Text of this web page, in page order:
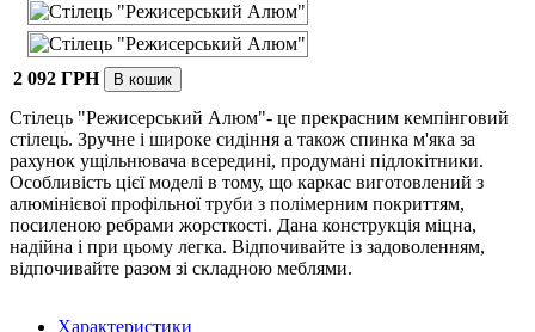
2 092 ГРН
Стілець "Режисерський Алюм"- це прекрасним кемпінговий
стілець. Зручне і широке сидіння а також спинка м'яка за
рахунок ущільнювача всередині, продумані підлокітники.
Особливість цієї моделі в тому, що каркас виготовлений з
алюмінієвої профільної труби з полімерним покриттям,
посиленою ребрами жорсткості. Дана конструкція міцна,
надійна і при цьому легка. Відпочивайте із задоволенням,
відпочивайте разом зі складною меблями.
Характеристики